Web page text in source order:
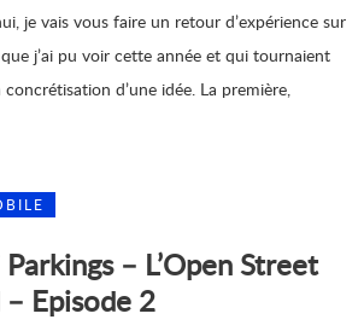
je vais vous faire un retour d’expérience sur
j’ai pu voir cette année et qui tournaient
d’une idée. La première,
– L’Open Street
Episode 2